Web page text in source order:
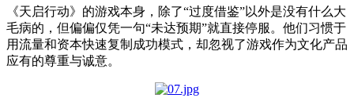
《天启行动》的游戏本身，除了“过度借鉴”以外是没有什么大
毛病的，但偏偏仅凭一句“未达预期”就直接停服。他们习惯于
用流量和资本快速复制成功模式，却忽视了游戏作为文化产品
应有的尊重与诚意。